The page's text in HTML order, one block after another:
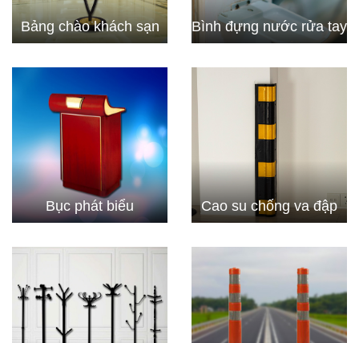
Bảng chào khách sạn Bình đựng nước rửa tay
Bục phát biểu Cao su chống va đập